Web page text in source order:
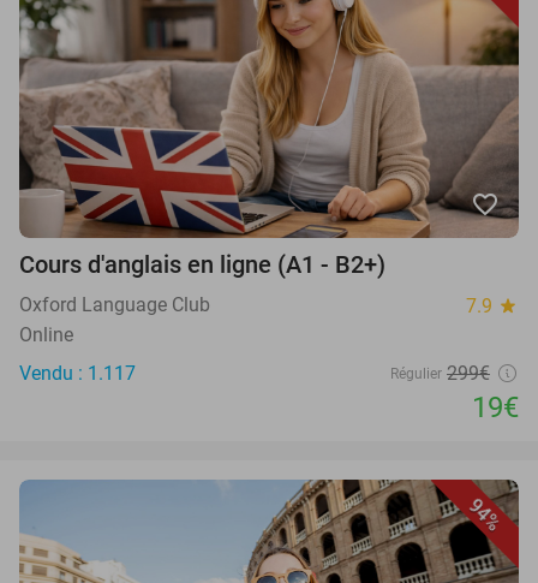
favorite_border
Cours d'anglais en ligne (A1 - B2+)
Oxford Language Club 7.9 star
Online
Vendu : 1.117
Régulier 299€
19€
94%